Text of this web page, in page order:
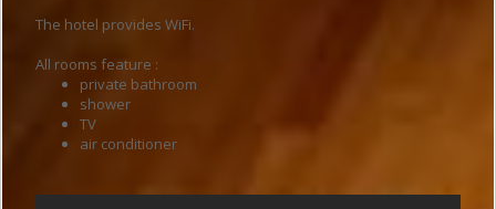
The hotel provides WiFi.
All rooms feature :
private bathroom
shower
TV
air conditioner